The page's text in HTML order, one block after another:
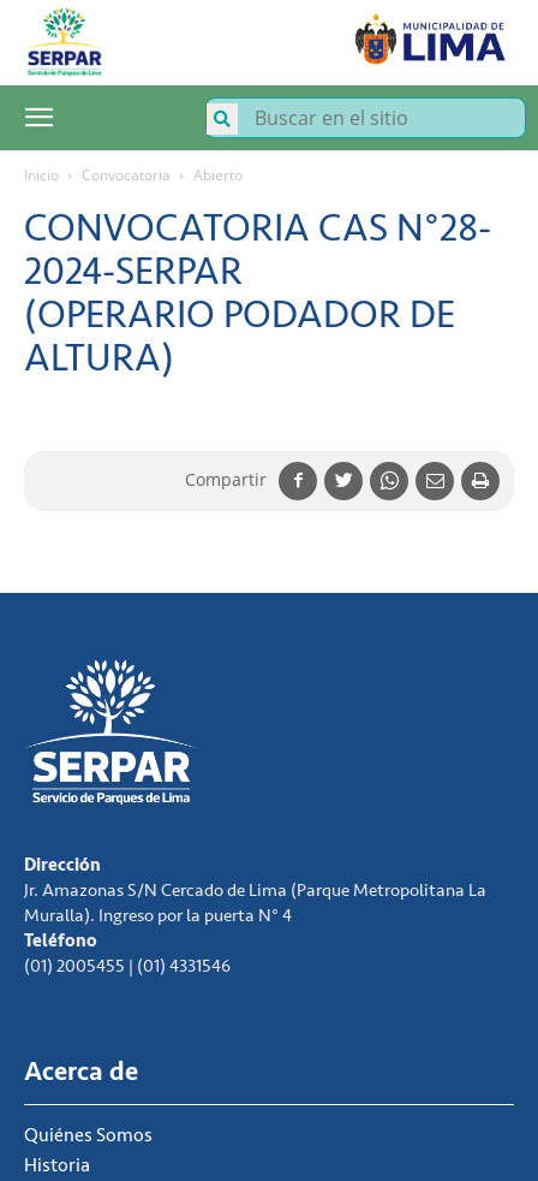
SERPAR
Servicio
de
Parques
Inicio Convocatoria Abierto
CONVOCATORIA CAS N°28-
2024-SERPAR
(OPERARIO PODADOR DE
ALTURA)
Compartir
Dirección
Jr. Amazonas S/N Cercado de Lima (Parque Metropolitana La
Muralla). Ingreso por la puerta N° 4
Teléfono
(01) 2005455 | (01) 4331546
Acerca de
Quiénes Somos
Historia